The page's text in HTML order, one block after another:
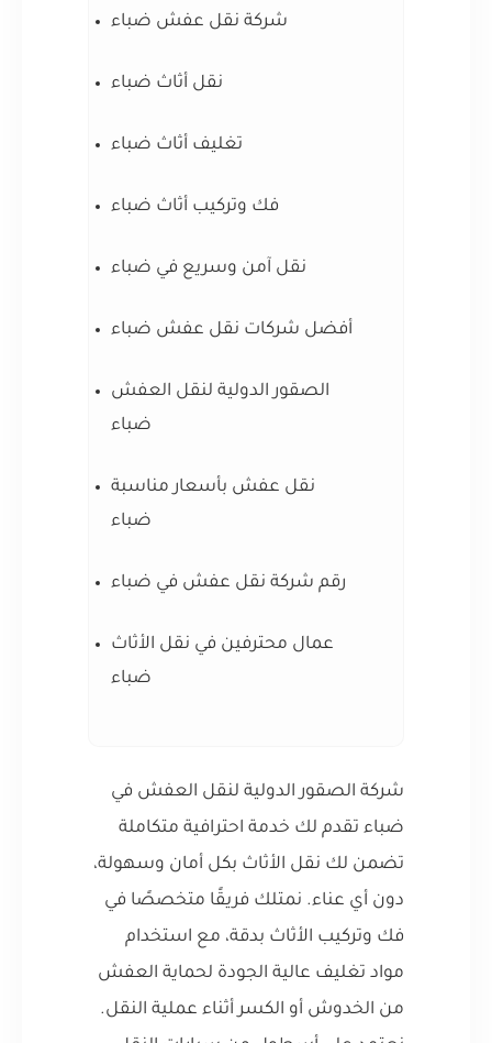
شركة نقل عفش ضباء
نقل أثاث ضباء
تغليف أثاث ضباء
فك وتركيب أثاث ضباء
نقل آمن وسريع في ضباء
أفضل شركات نقل عفش ضباء
الصقور الدولية لنقل العفش
ضباء
نقل عفش بأسعار مناسبة
ضباء
رقم شركة نقل عفش في ضباء
عمال محترفين في نقل الأثاث
ضباء
شركة الصقور الدولية لنقل العفش في
ضباء تقدم لك خدمة احترافية متكاملة
تضمن لك نقل الأثاث بكل أمان وسهولة،
دون أي عناء. نمتلك فريقًا متخصصًا في
فك وتركيب الأثاث بدقة، مع استخدام
مواد تغليف عالية الجودة لحماية العفش
من الخدوش أو الكسر أثناء عملية النقل.